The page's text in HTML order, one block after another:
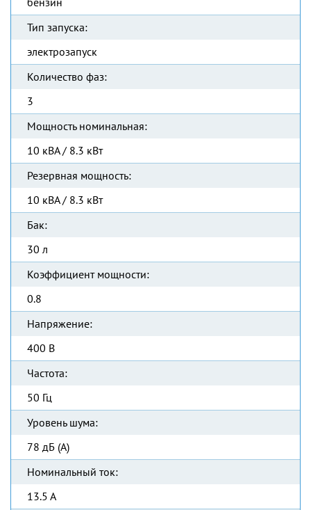
Тип запуска:
электрозапуск
Количество фаз:
3
Мощность номинальная:
10 кВА / 8.3 кВт
Резервная мощность:
10 кВА / 8.3 кВт
Бак:
30 л
Коэффициент мощности:
0.8
Напряжение:
400 В
Частота:
50 Гц
Уровень шума:
78 дБ (А)
Номинальный ток:
13.5 А